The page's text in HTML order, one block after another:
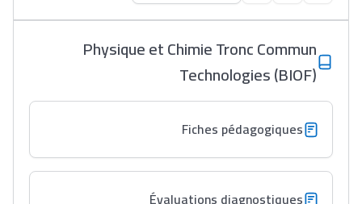
Physique et Chimie Tronc Commun
Technologies (BIOF)
Fiches pédagogiques
Évaluations diagnostiques